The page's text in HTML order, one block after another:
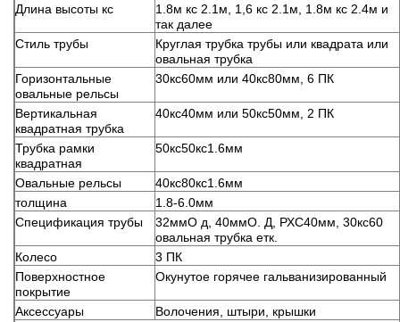
Длина высоты кс
1.8м кс 2.1м, 1,6 кс 2.1м, 1.8м кс 2.4м и
так далее
Стиль трубы
Круглая трубка трубы или квадрата или
овальная трубка
Горизонтальные
овальные рельсы
30кс60мм или 40кс80мм, 6 ПК
Вертикальная
квадратная трубка
40кс40мм или 50кс50мм, 2 ПК
Трубка рамки
квадратная
50кс50кс1.6мм
Овальные рельсы
40кс80кс1.6мм
толщина
1.8-6.0мм
Спецификация трубы
32ммО д, 40ммО. Д, РХС40мм, 30кс60
овальная трубка етк.
Колесо
3 ПК
Поверхностное
покрытие
Окунутое горячее гальванизированный
Аксессуары
Волочения, штыри, крышки